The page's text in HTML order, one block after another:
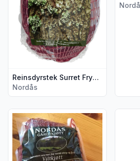
Reinsdyrstek Surret Frys Nordås Gårdskjøtt
Nordås
Vis flere detaljer for produktet Vis